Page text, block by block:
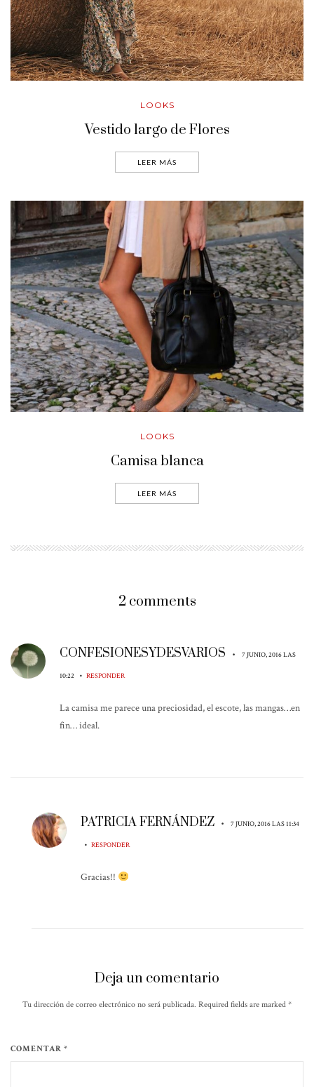
LOOKS
Vestido largo de Flores
LEER MÁS
LOOKS
Camisa blanca
LEER MÁS
2 comments
CONFESIONESYDESVARIOS • 7 JUNIO, 2016 LAS
10:22 • RESPONDER
La camisa me parece una preciosidad, el escote, las mangas…en
fin… ideal.
PATRICIA FERNÁNDEZ • 7 JUNIO, 2016 LAS 11:34
• RESPONDER
Gracias!!
Deja un comentario
Tu dirección de correo electrónico no será publicada. Required fields are marked *
COMENTAR *